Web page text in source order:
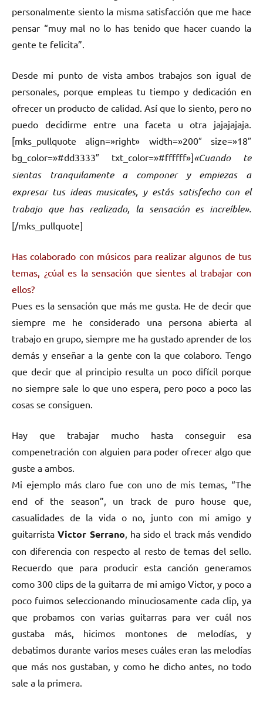
personalmente siento la misma satisfacción que me hace
pensar “muy mal no lo has tenido que hacer cuando la
gente te felicita”.
Desde mi punto de vista ambos trabajos son igual de
personales, porque empleas tu tiempo y dedicación en
ofrecer un producto de calidad. Así que lo siento, pero no
puedo decidirme entre una faceta u otra jajajajaja.
[mks_pullquote align=»right» width=»200″ size=»18″
bg_color=»#dd3333″ txt_color=»#ffffff»]«Cuando te
sientas tranquilamente a componer y empiezas a
expresar tus ideas musicales, y estás satisfecho con el
trabajo que has realizado, la sensación es increíble».
[/mks_pullquote]
Has colaborado con músicos para realizar algunos de tus
temas, ¿cúal es la sensación que sientes al trabajar con
ellos?
Pues es la sensación que más me gusta. He de decir que
siempre me he considerado una persona abierta al
trabajo en grupo, siempre me ha gustado aprender de los
demás y enseñar a la gente con la que colaboro. Tengo
que decir que al principio resulta un poco difícil porque
no siempre sale lo que uno espera, pero poco a poco las
cosas se consiguen.
Hay que trabajar mucho hasta conseguir esa
compenetración con alguien para poder ofrecer algo que
guste a ambos.
Mi ejemplo más claro fue con uno de mis temas, “The
end of the season”, un track de puro house que,
casualidades de la vida o no, junto con mi amigo y
guitarristaVictor Serrano , ha sido el track más vendido
con diferencia con respecto al resto de temas del sello.
Recuerdo que para producir esta canción generamos
como 300 clips de la guitarra de mi amigo Victor, y poco a
poco fuimos seleccionando minuciosamente cada clip, ya
que probamos con varias guitarras para ver cuál nos
gustaba más, hicimos montones de melodías, y
debatimos durante varios meses cuáles eran las melodías
que más nos gustaban, y como he dicho antes, no todo
sale a la primera.